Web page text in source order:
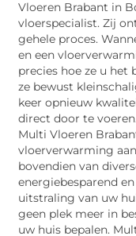
Vloeren Brabant in
vloerspecialist. Zij
gehele proces.
en een
precies hoe ze u het
ze bewust
keer opnieuw
direct door te
Multi Vloeren
vloerverwarming
bovendien van
energiebesparend
uitstraling van uw
geen plek meer in
uw huis bepalen.